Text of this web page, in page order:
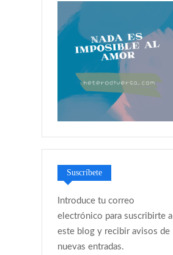
Suscríbete
Introduce tu correo
electrónico para suscribirte a
este blog y recibir avisos de
nuevas entradas.